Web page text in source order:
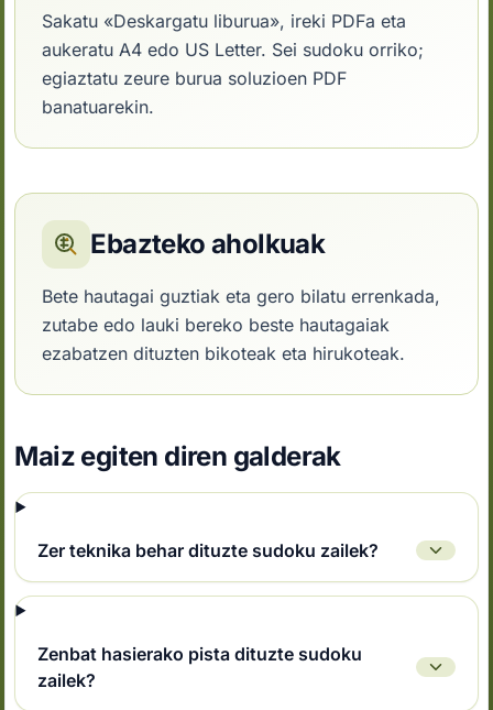
Sakatu «Deskargatu liburua», ireki PDFa eta
aukeratu A4 edo US Letter. Sei sudoku orriko;
egiaztatu zeure burua soluzioen PDF
banatuarekin.
Ebazteko aholkuak
Bete hautagai guztiak eta gero bilatu errenkada,
zutabe edo lauki bereko beste hautagaiak
ezabatzen dituzten bikoteak eta hirukoteak.
Maiz egiten diren galderak
Zer teknika behar dituzte sudoku zailek?
Zenbat hasierako pista dituzte sudoku
zailek?